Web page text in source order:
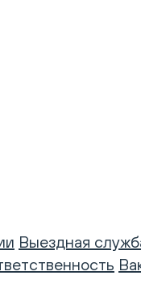
Выездная